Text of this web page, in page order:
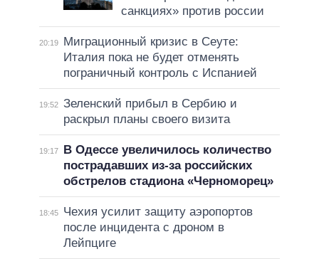
санкциях» против россии
20:19
Миграционный кризис в Сеуте:
Италия пока не будет отменять
пограничный контроль с Испанией
19:52 Зеленский прибыл в Сербию и
раскрыл планы своего визита
19:17
В Одессе увеличилось количество
пострадавших из-за российских
обстрелов стадиона «Черноморец»
18:45
Чехия усилит защиту аэропортов
после инцидента с дроном в
Лейпциге